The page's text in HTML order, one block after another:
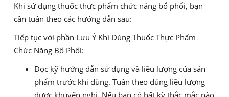
Khi sử dụng thuốc thực phẩm chức năng bổ phổi, bạn
cần tuân theo các hướng dẫn sau:
Tiếp tục với phần Lưu Ý Khi Dùng Thuốc Thực Phẩm
Chức Năng Bổ Phổi:
Đọc kỹ hướng dẫn sử dụng và liều lượng của sản
phẩm trước khi dùng. Tuân theo đúng liều lượng
được khuyến nghị. Nếu bạn có bất kỳ thắc mắc nào